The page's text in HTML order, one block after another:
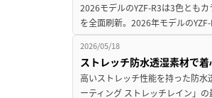
2026モデルのYZF-R3は3色とも
を全面刷新。2026年モデルの
2026/05/18
ストレッチ防水透湿素材で
高いストレッチ性能を持った防水
ーティング ストレッチレイン」